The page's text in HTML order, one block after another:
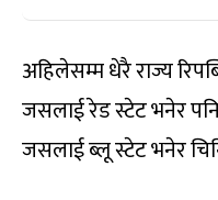
अहिलेसम्म धेरै राज्य
जसलाई रेड स्टेट भनेर
जसलाई ब्लू स्टेट भनेर